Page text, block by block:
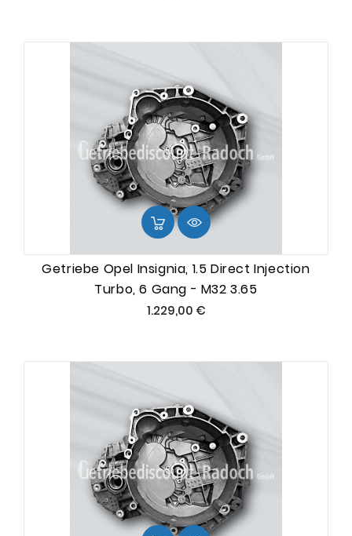
Getriebe Opel Insignia, 1.5 Direct Injection
Turbo, 6 Gang - M32 3.65
1.229,00 €Preis